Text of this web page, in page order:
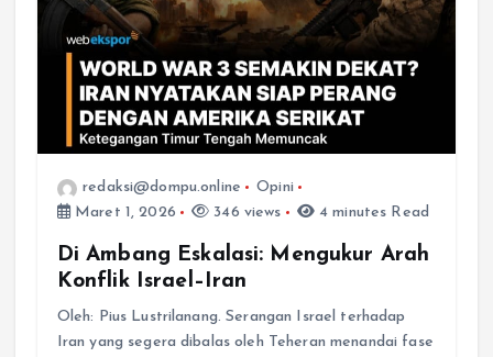
redaksi@dompu.online
Opini
Maret 1, 2026
346 views 4 minutes Read
Di Ambang Eskalasi: Mengukur Arah
Konflik Israel–Iran
Oleh: Pius Lustrilanang. Serangan Israel terhadap
Iran yang segera dibalas oleh Teheran menandai fase